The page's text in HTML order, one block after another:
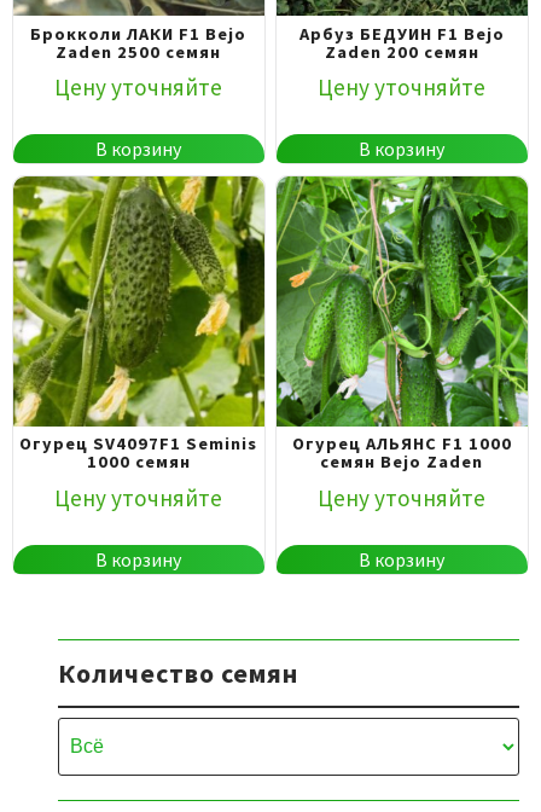
Брокколи ЛАКИ F1 Bejo
Zaden 2500 семян
Цену уточняйте
В корзину
Арбуз БЕДУИН F1 Bejo
Zaden 200 семян
Цену уточняйте
В корзину
Огурец SV4097F1 Seminis
1000 семян
Цену уточняйте
В корзину
Огурец АЛЬЯНС F1 1000
семян Bejo Zaden
Цену уточняйте
В корзину
Количество семян